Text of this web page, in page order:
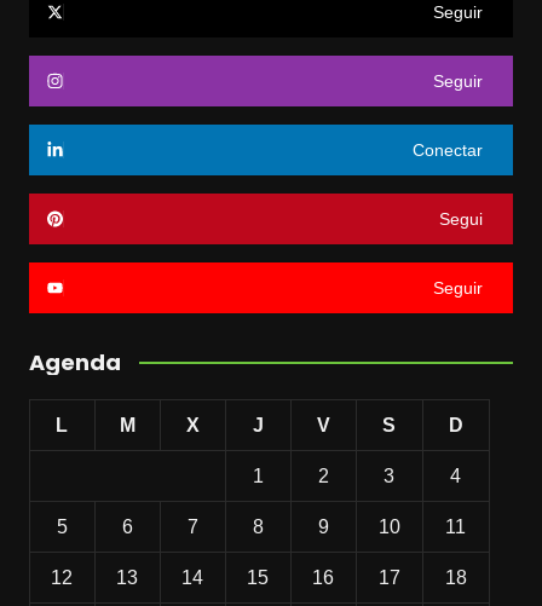
Seguir
Seguir
Conectar
Segui
Seguir
Agenda
L M X J V S D
1 2 3 4
5 6 7 8 9 10 11
12 13 14 15 16 17 18